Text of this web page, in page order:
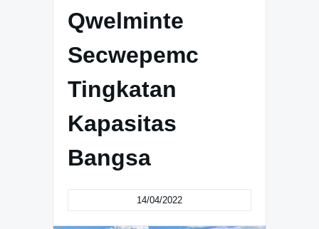
Qwelminte
Secwepemc
Tingkatan
Kapasitas
Bangsa
14/04/2022